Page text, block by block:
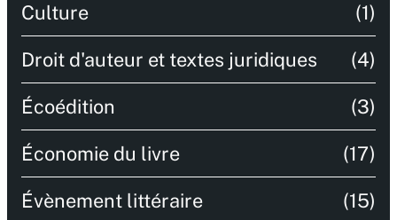
Culture (1)
Droit d'auteur et textes juridiques (4)
Écoédition (3)
Économie du livre (17)
Évènement littéraire (15)